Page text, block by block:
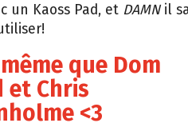
un Kaoss Pad, et DAMNil
que Dom
et Chris
<3